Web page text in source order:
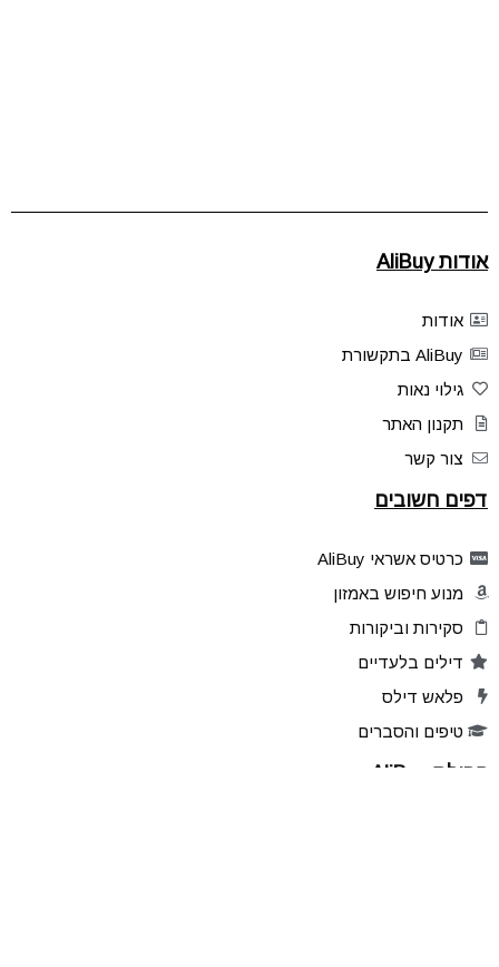
אודות AliBuy
אודות
AliBuy בתקשורת
גילוי נאות
תקנון האתר
צור קשר
דפים חשובים
כרטיס אשראי AliBuy
מנוע חיפוש באמזון
סקירות וביקורות
דילים בלעדיים
פלאש דילס
טיפים והסברים
קהילת AliBuy